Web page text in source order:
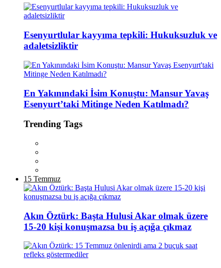
Esenyurtlular kayyıma tepkili: Hukuksuzluk ve
adaletsizliktir
En Yakınındaki İsim Konuştu: Mansur Yavaş
Esenyurt’taki Mitinge Neden Katılmadı?
Trending Tags
15 Temmuz
Akın Öztürk: Başta Hulusi Akar olmak üzere
15-20 kişi konuşmazsa bu iş açığa çıkmaz